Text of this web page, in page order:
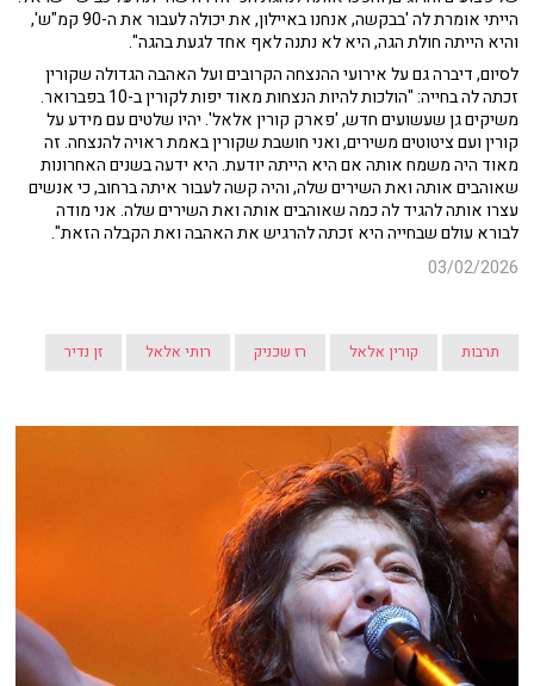
הייתי אומרת לה 'בבקשה, אנחנו באיילון, את יכולה לעבור את ה-90 קמ"ש',
והיא הייתה חולת הגה, היא לא נתנה לאף אחד לגעת בהגה".
לסיום, דיברה גם על אירועי ההנצחה הקרובים ועל האהבה הגדולה שקורין
זכתה לה בחייה: "הולכות להיות הנצחות מאוד יפות לקורין ב-10 בפברואר.
משיקים גן שעשועים חדש, 'פארק קורין אלאל'. יהיו שלטים עם מידע על
קורין ועם ציטוטים משירים, ואני חושבת שקורין באמת ראויה להנצחה. זה
מאוד היה משמח אותה אם היא הייתה יודעת. היא ידעה בשנים האחרונות
שאוהבים אותה ואת השירים שלה, והיה קשה לעבור איתה ברחוב, כי אנשים
עצרו אותה להגיד לה כמה שאוהבים אותה ואת השירים שלה. אני מודה
לבורא עולם שבחייה היא זכתה להרגיש את האהבה ואת הקבלה הזאת".
03/02/2026
תרבות קורין אלאל רז שכניק רותי אלאל זן נדיר